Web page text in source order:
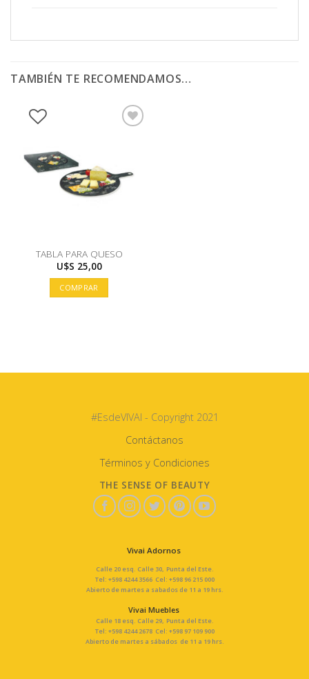
TAMBIÉN TE RECOMENDAMOS…
TABLA PARA QUESO
U$S 25,00
COMPRAR
#EsdeVIVAI - Copyright 2021
Contáctanos
Términos y Condiciones
THE SENSE OF BEAUTY
Vivai Adornos
Calle 20 esq. Calle 30, Punta del Este.
Tel: +598 4244 3566 Cel: +598 96 215 000
Abierto de martes a sabados de 11 a 19 hrs.
Vivai Muebles
Calle 18 esq. Calle 29, Punta del Este.
Tel: +598 4244 2678 Cel: +598 97 109 900
Abierto de martes a sábados de 11 a 19 hrs.